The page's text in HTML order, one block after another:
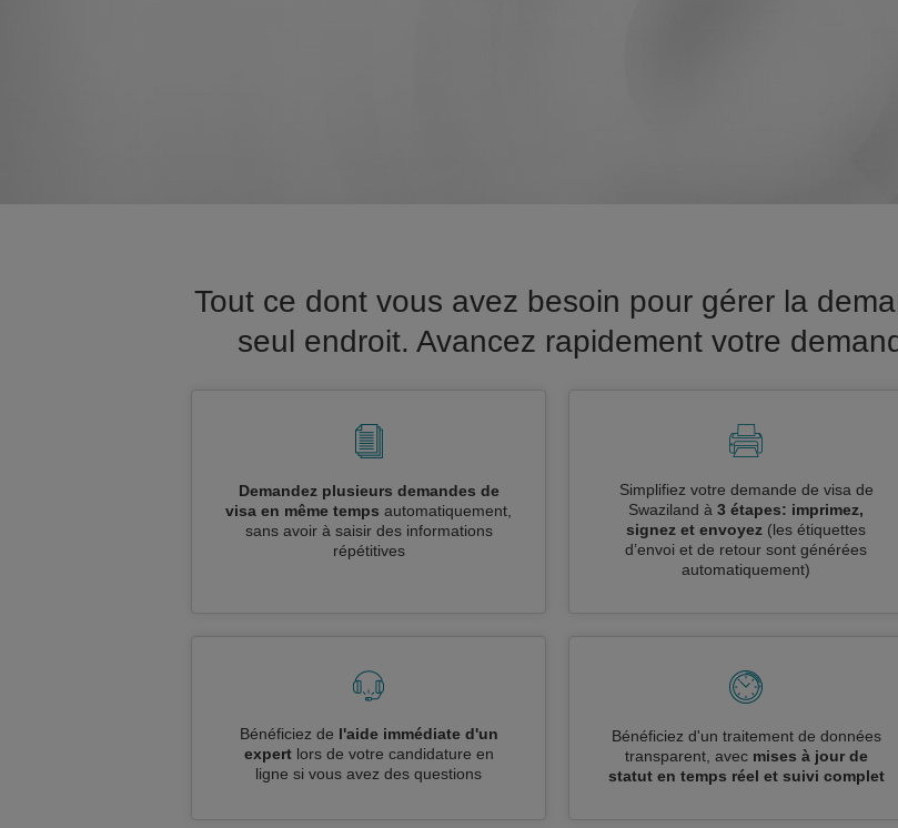
Tout ce dont vous avez besoin pour gérer la
seul endroit. Avancez rapidement votre
Demandez plusieurs demandes de
visa en même temps automatiquement,
sans avoir à saisir des informations
répétitives
Simplifiez votre demande de visa de
Swaziland à 3 étapes: imprimez,
signez et envoyez (les étiquettes
d’envoi et de retour sont générées
automatiquement)
Bénéficiez de l'aide immédiate d'un
expertlors de votre candidature en
ligne si vous avez des questions
Bénéficiez d'un traitement de données
transparent, avec mises à jour de
statut en temps réel et suivi complet